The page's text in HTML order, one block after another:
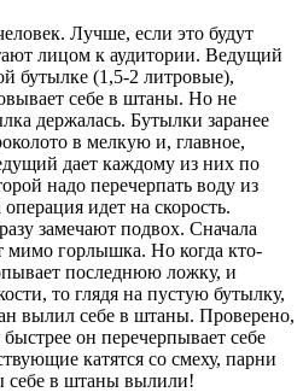
Лучше, если это будут
лицом к аудитории. Ведущий
бутылке (1,5-2 литровые),
себе в штаны. Но не
держалась. Бутылки заранее
в мелкую и, главное,
дает каждому из них по
надо перечерпать воду из
идет на скорость.
замечают подвох. Сначала
мимо горлышка. Но когда кто-
последнюю ложку, и
то глядя на пустую бутылку,
вылил себе в штаны. Проверено,
он перечерпывает себе
катятся со смеху, парни
себе в штаны вылили!